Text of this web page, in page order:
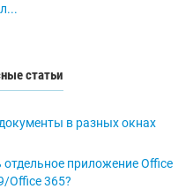
статьи
в разных окнах
приложение Office
Office 365?